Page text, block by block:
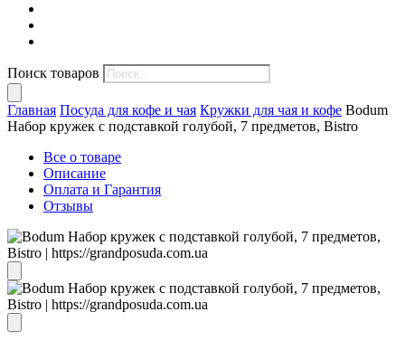
Поиск товаров
Главная Посуда для кофе и чая Кружки для чая и кофе Bodum
Набор кружек с подставкой голубой, 7 предметов, Bistro
Все о товаре
Описание
Оплата и Гарантия
Отзывы